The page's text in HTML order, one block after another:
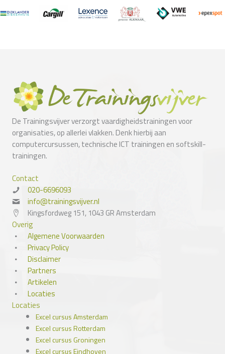
De Trainingsvijver verzorgt vaardigheidstrainingen voor
organisaties, op allerlei vlakken. Denk hierbij aan
computercursussen, technische ICT trainingen en softskill-
trainingen.
Contact
020-6696093
info@trainingsvijver.nl
Kingsfordweg 151, 1043 GR Amsterdam
Overig
Algemene Voorwaarden
Privacy Policy
Disclaimer
Partners
Artikelen
Locaties
Locaties
Excel cursus Amsterdam
Excel cursus Rotterdam
Excel cursus Groningen
Excel cursus Eindhoven